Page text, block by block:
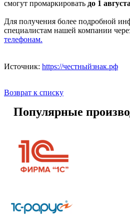
смогут промаркировать до 1 августа
Для получения более подробной
специалистам нашей компании
телефонам.
Источник: https://честныйзнак.рф
Возврат к списку
Популярные